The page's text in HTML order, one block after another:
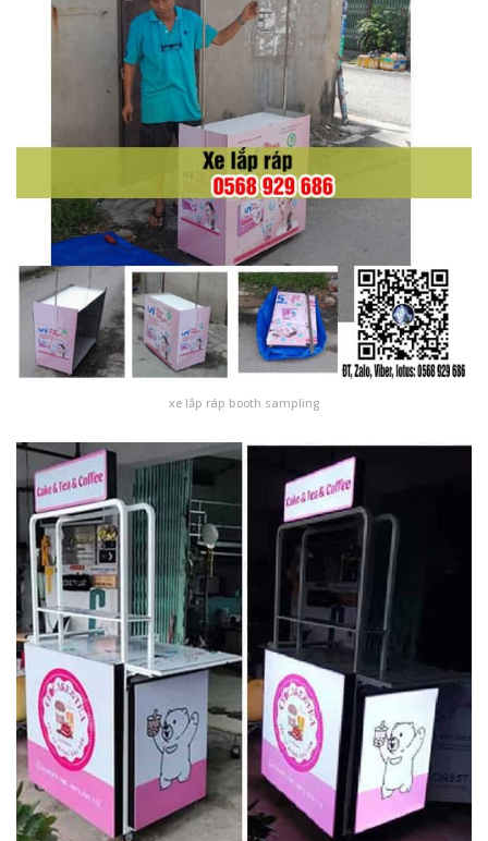
xe lắp ráp booth sampling